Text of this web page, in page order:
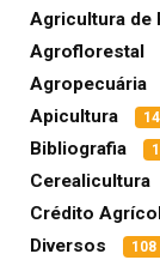
Agricultura de
Agroflorestal
Agropecuária
Apicultura
Bibliografia
Cerealicultura
Crédito
Diversos 108